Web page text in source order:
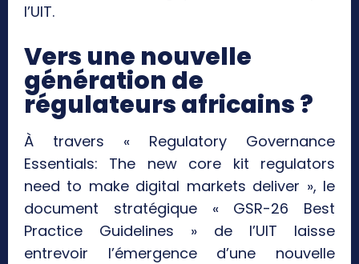
l’UIT.
Vers une nouvelle
génération de
régulateurs africains ?
À travers « Regulatory Governance
Essentials: The new core kit regulators
need to make digital markets deliver », le
document stratégique « GSR-26 Best
Practice Guidelines » de l’UIT laisse
entrevoir l’émergence d’une nouvelle